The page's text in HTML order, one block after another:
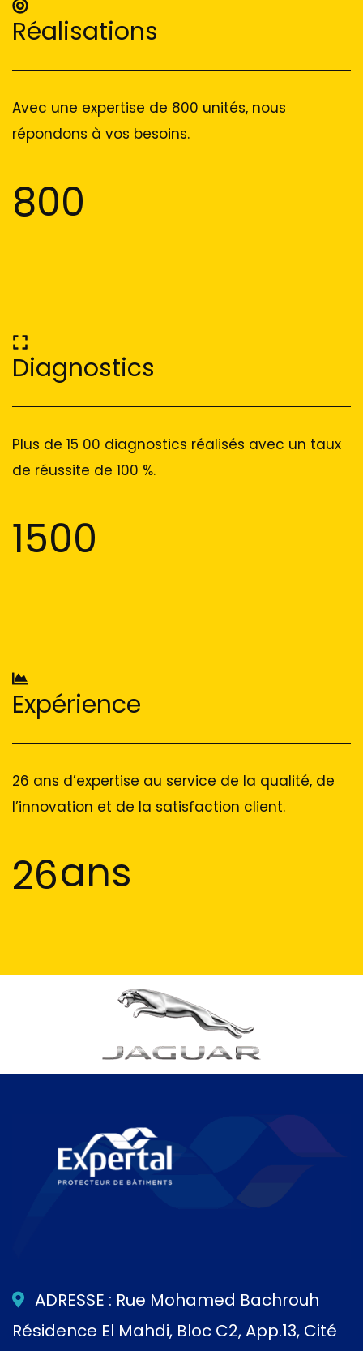
Réalisations
Avec une expertise de 800 unités, nous
répondons à vos besoins.
800
Diagnostics
Plus de 15 00 diagnostics réalisés avec un taux
de réussite de 100 %.
1500
Expérience
26 ans d’expertise au service de la qualité, de
l’innovation et de la satisfaction client.
26ans
ADRESSE : Rue Mohamed Bachrouh
Résidence El Mahdi, Bloc C2, App.13, Cité